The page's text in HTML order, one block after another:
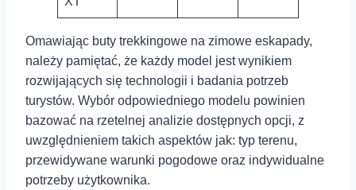
Omawiając buty trekkingowe na zimowe eskapady,
należy pamiętać,⁣ że⁤ każdy model jest wynikiem
rozwijających‍ się technologii i badania potrzeb
turystów. ‍Wybór odpowiedniego modelu powinien
bazować na rzetelnej⁤ analizie dostępnych opcji, z
uwzględnieniem takich aspektów jak: typ terenu,
przewidywane warunki ‍pogodowe oraz indywidualne⁤
potrzeby użytkownika.